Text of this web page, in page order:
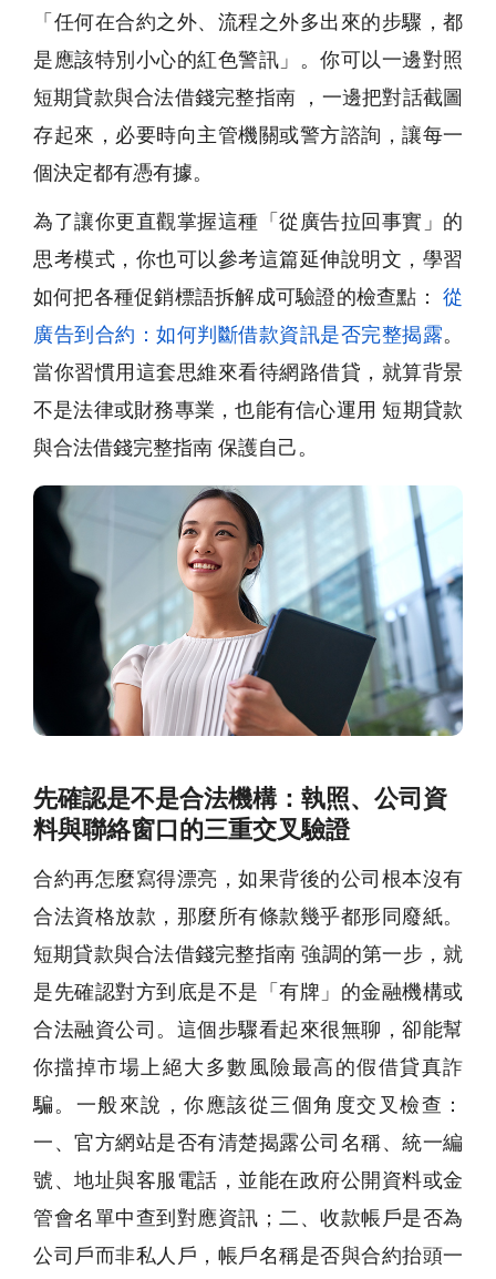
「任何在合約之外、流程之外多出來的步驟，都
是應該特別小心的紅色警訊」。你可以一邊對照
短期貸款與合法借錢完整指南 ，一邊把對話截圖
存起來，必要時向主管機關或警方諮詢，讓每一
個決定都有憑有據。
為了讓你更直觀掌握這種「從廣告拉回事實」的
思考模式，你也可以參考這篇延伸說明文，學習
如何把各種促銷標語拆解成可驗證的檢查點：
從
廣告到合約：如何判斷借款資訊是否完整揭露。
當你習慣用這套思維來看待網路借貸，就算背景
不是法律或財務專業，也能有信心運用 短期貸款
與合法借錢完整指南 保護自己。
先確認是不是合法機構：執照、公司資
料與聯絡窗口的三重交叉驗證
合約再怎麼寫得漂亮，如果背後的公司根本沒有
合法資格放款，那麼所有條款幾乎都形同廢紙。
短期貸款與合法借錢完整指南 強調的第一步，就
是先確認對方到底是不是「有牌」的金融機構或
合法融資公司。這個步驟看起來很無聊，卻能幫
你擋掉市場上絕大多數風險最高的假借貸真詐
騙。一般來說，你應該從三個角度交叉檢查：
一、官方網站是否有清楚揭露公司名稱、統一編
號、地址與客服電話，並能在政府公開資料或金
管會名單中查到對應資訊；二、收款帳戶是否為
公司戶而非私人戶，帳戶名稱是否與合約抬頭一